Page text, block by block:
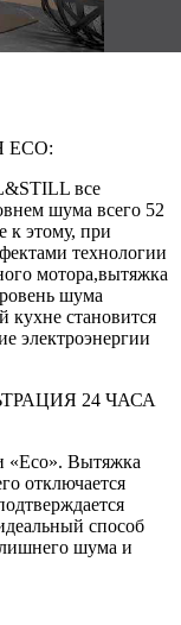
ЕСО:
все
шума всего 52
к этому, при
технологии
мотора,вытяжка
шума
становится
электроэнергии
24 ЧАСА
«Есо». Вытяжка
отключается
способ
лишнего шума и